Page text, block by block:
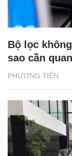
PHƯƠNG TIỆN
Bộ lọc
sao cần